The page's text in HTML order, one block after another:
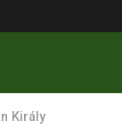
Király